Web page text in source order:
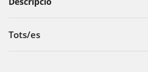
Tots/es